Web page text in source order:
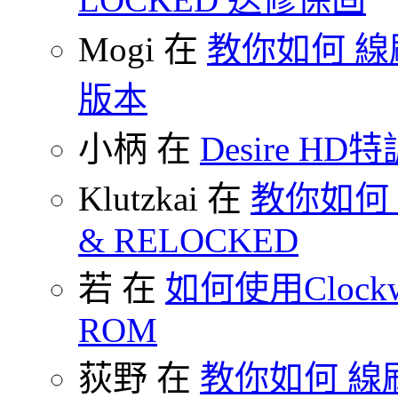
Mogi 在 教你如何 線
版本
小柄 在 Desire HD特
Klutzkai 在 教你如
& RELOCKED
若 在 如何使用
ROM
荻野 在 教你如何 線